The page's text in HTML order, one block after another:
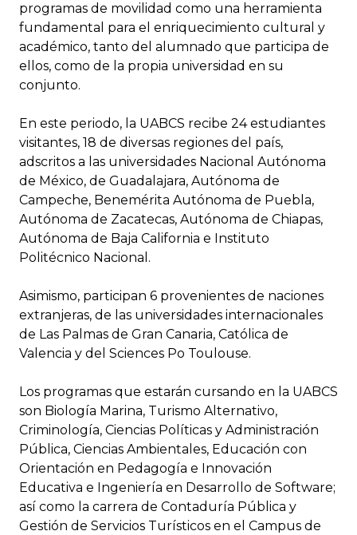
programas de movilidad como una herramienta
fundamental para el enriquecimiento cultural y
académico, tanto del alumnado que participa de
ellos, como de la propia universidad en su
conjunto.
En este periodo, la UABCS recibe 24 estudiantes
visitantes, 18 de diversas regiones del país,
adscritos a las universidades Nacional Autónoma
de México, de Guadalajara, Autónoma de
Campeche, Benemérita Autónoma de Puebla,
Autónoma de Zacatecas, Autónoma de Chiapas,
Autónoma de Baja California e Instituto
Politécnico Nacional.
Asimismo, participan 6 provenientes de naciones
extranjeras, de las universidades internacionales
de Las Palmas de Gran Canaria, Católica de
Valencia y del Sciences Po Toulouse.
Los programas que estarán cursando en la UABCS
son Biología Marina, Turismo Alternativo,
Criminología, Ciencias Políticas y Administración
Pública, Ciencias Ambientales, Educación con
Orientación en Pedagogía e Innovación
Educativa e Ingeniería en Desarrollo de Software;
así como la carrera de Contaduría Pública y
Gestión de Servicios Turísticos en el Campus de